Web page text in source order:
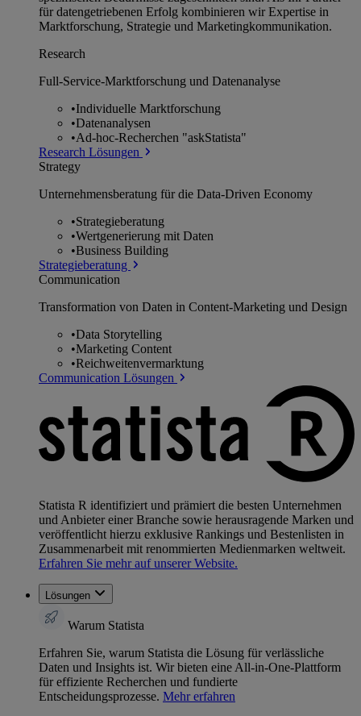
für datengetriebenen Erfolg kombinieren wir Expertise in
Marktforschung, Strategie und Marketingkommunikation.
Research
Full-Service-Marktforschung und Datenanalyse
•Individuelle Marktforschung
•Datenanalysen
•Ad-hoc-Recherchen "askStatista"
Research Lösungen
Strategy
Unternehmens­beratung für die Data-Driven Economy
•Strategieberatung
•Wertgenerierung mit Daten
•Business Building
Strategieberatung
Communication
Transformation von Daten in Content-Marketing und Design
•Data Storytelling
•Marketing Content
•Reichweitenvermarktung
Communication Lösungen
Statista R identifiziert und prämiert die besten Unternehmen
und Anbieter einer Branche sowie herausragende Marken und
veröffentlicht hierzu exklusive Rankings und Bestenlisten in
Zusammenarbeit mit renommierten Medienmarken weltweit.
Erfahren Sie mehr auf unserer Website.
Lösungen
Warum Statista
Erfahren Sie, warum Statista die Lösung für verlässliche
Daten und Insights ist. Wir bieten eine All-in-One-Plattform
für effiziente Recherchen und fundierte
Entscheidungsprozesse. Mehr erfahren